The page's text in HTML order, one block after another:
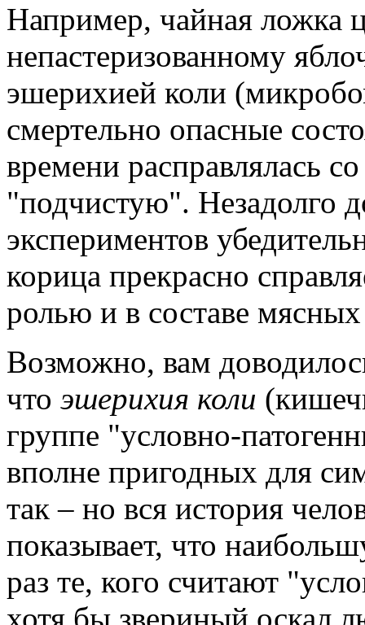
Например, чайная ложка
непастеризованному
эшерихией коли
смертельно опасные
времени расправлялась
"подчистую". Незадолго
экспериментов
корица прекрасно
ролью и в составе
Возможно, вам
что эшерихия коли
группе "условно-
вполне пригодных для
так – но вся история
показывает, что
раз те, кого считают